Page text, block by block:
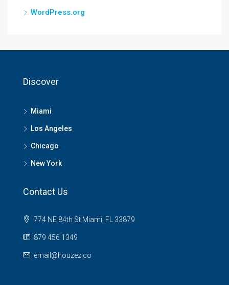
WordPress.org
Discover
Miami
Los Angeles
Chicago
New York
Contact Us
774 NE 84th St Miami, FL 33879
879 456 1349
email@houzez.co